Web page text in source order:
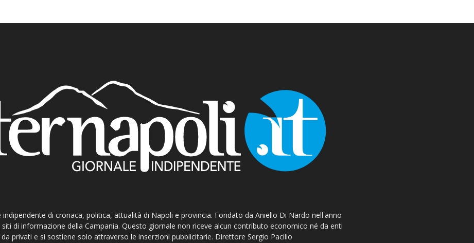
di cronaca, politica, attualità di Napoli e provincia. Fondato da Aniello Di Nardo nell'anno
di informazione della Campania. Questo giornale non riceve alcun contributo economico né da enti
privati e si sostiene solo attraverso le inserzioni pubblicitarie. Direttore Sergio Pacilio